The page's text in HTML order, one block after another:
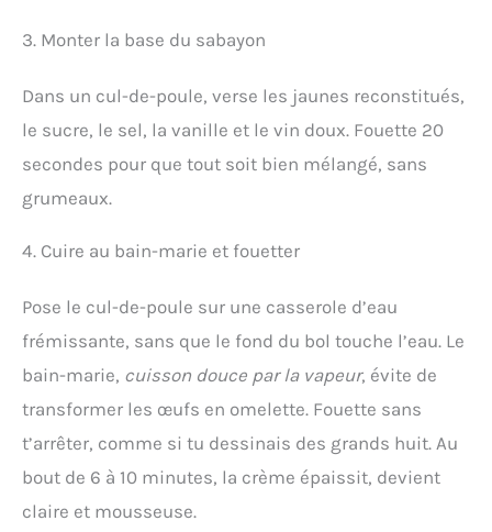
3. Monter la base du sabayon
Dans un cul-de-poule, verse les jaunes reconstitués,
le sucre, le sel, la vanille et le vin doux. Fouette 20
secondes pour que tout soit bien mélangé, sans
grumeaux.
4. Cuire au bain-marie et fouetter
Pose le cul-de-poule sur une casserole d’eau
frémissante, sans que le fond du bol touche l’eau. Le
bain-marie, cuisson douce par la vapeur, évite de
transformer les œufs en omelette. Fouette sans
t’arrêter, comme si tu dessinais des grands huit. Au
bout de 6 à 10 minutes, la crème épaissit, devient
claire et mousseuse.